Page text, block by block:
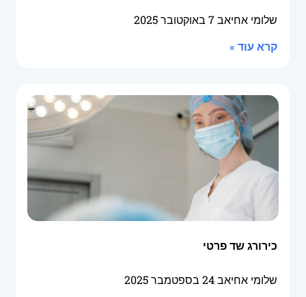
שלומי אחיאב7 באוקטובר 2025
קרא עוד »
כירורג שד פרטי
שלומי אחיאב24 בספטמבר 2025